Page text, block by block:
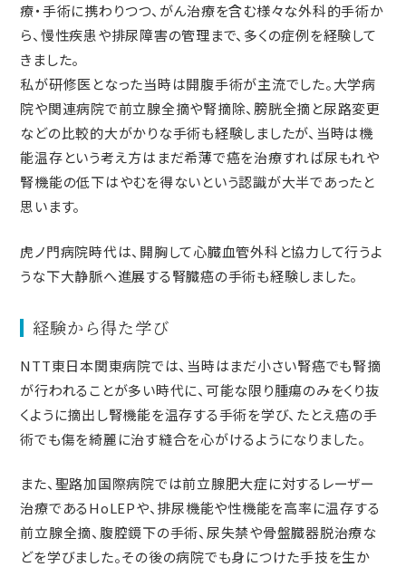
療・手術に携わりつつ、がん治療を含む様々な外科的手術か
ら、慢性疾患や排尿障害の管理まで、多くの症例を経験して
きました。
私が研修医となった当時は開腹手術が主流でした。大学病
院や関連病院で前立腺全摘や腎摘除、膀胱全摘と尿路変更
などの比較的大がかりな手術も経験しましたが、当時は機
能温存という考え方はまだ希薄で癌を治療すれば尿もれや
腎機能の低下はやむを得ないという認識が大半であったと
思います。
虎ノ門病院時代は、開胸して心臓血管外科と協力して行うよ
うな下大静脈へ進展する腎臓癌の手術も経験しました。
経験から得た学び
NTT東日本関東病院では、当時はまだ小さい腎癌でも腎摘
が行われることが多い時代に、可能な限り腫瘍のみをくり抜
くように摘出し腎機能を温存する手術を学び、たとえ癌の手
術でも傷を綺麗に治す縫合を心がけるようになりました。
また、聖路加国際病院では前立腺肥大症に対するレーザー
治療であるHoLEPや、排尿機能や性機能を高率に温存する
前立腺全摘、腹腔鏡下の手術、尿失禁や骨盤臓器脱治療な
どを学びました。その後の病院でも身につけた手技を生か